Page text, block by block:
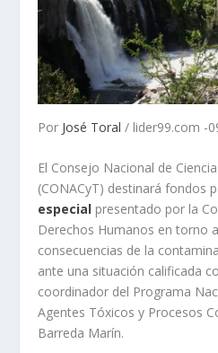
Por José Toral / lider99.com -
El Consejo Nacional de
(CONACyT) destinará fondos
especial presentado por la
Derechos Humanos en torno
consecuencias de la
ante una situación calificada
coordinador del Programa
Agentes Tóxicos y Procesos
Barreda Marín.